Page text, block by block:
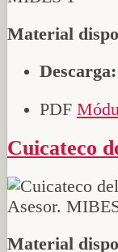
Material
Descarga:
PDF
Cuicateco
Material